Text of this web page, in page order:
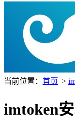
当前位置： 首页 >
imtoken